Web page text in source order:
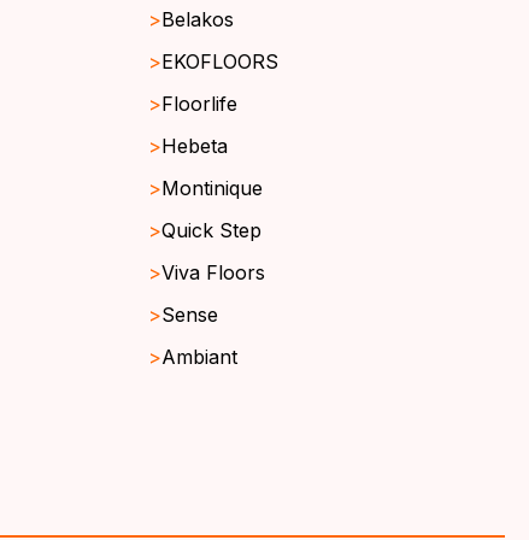
Belakos
EKOFLOORS
Floorlife
Hebeta
Montinique
Quick Step
Viva Floors
Sense
Ambiant